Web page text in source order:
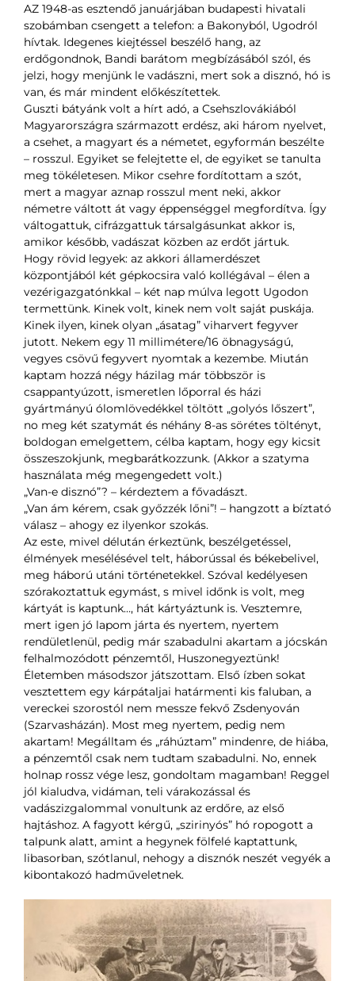
AZ 1948-as esztendő januárjában budapesti hivatali
szobámban csengett a telefon: a Bakonyból, Ugodról
hívtak. Idegenes kiejtéssel beszélő hang, az
erdőgondnok, Bandi barátom megbízásából szól, és
jelzi, hogy menjünk le vadászni, mert sok a disznó, hó is
van, és már mindent előkészítettek.
Guszti bátyánk volt a hírt adó, a Csehszlovákiából
Magyarországra származott erdész, aki három nyelvet,
a csehet, a magyart és a németet, egyformán beszélte
– rosszul. Egyiket se felejtette el, de egyiket se tanulta
meg tökéletesen. Mikor csehre fordítottam a szót,
mert a magyar aznap rosszul ment neki, akkor
németre váltott át vagy éppenséggel megfordítva. Így
váltogattuk, cifrázgattuk társalgásunkat akkor is,
amikor később, vadászat közben az erdőt jártuk.
Hogy rövid legyek: az akkori államerdészet
központjából két gépkocsira való kollégával – élen a
vezérigazgatónkkal – két nap múlva legott Ugodon
termettünk. Kinek volt, kinek nem volt saját puskája.
Kinek ilyen, kinek olyan „ásatag” viharvert fegyver
jutott. Nekem egy 11 millimétere/16 öbnagyságú,
vegyes csövű fegyvert nyomtak a kezembe. Miután
kaptam hozzá négy házilag már többször is
csappantyúzott, ismeretlen lőporral és házi
gyártmányú ólomlövedékkel töltött „golyós lőszert”,
no meg két szatymát és néhány 8-as sörétes töltényt,
boldogan emelgettem, célba kaptam, hogy egy kicsit
összeszokjunk, megbarátkozzunk. (Akkor a szatyma
használata még megengedett volt.)
„Van-e disznó”? – kérdeztem a fővadászt.
„Van ám kérem, csak győzzék lőni”! – hangzott a bíztató
válasz – ahogy ez ilyenkor szokás.
Az este, mivel délután érkeztünk, beszélgetéssel,
élmények mesélésével telt, háborússal és békebelivel,
meg háború utáni történetekkel. Szóval kedélyesen
szórakoztattuk egymást, s mivel időnk is volt, meg
kártyát is kaptunk…, hát kártyáztunk is. Vesztemre,
mert igen jó lapom járta és nyertem, nyertem
rendületlenül, pedig már szabadulni akartam a jócskán
felhalmozódott pénzemtől, Huszonegyeztünk!
Életemben másodszor játszottam. Első ízben sokat
vesztettem egy kárpátaljai határmenti kis faluban, a
vereckei szorostól nem messze fekvő Zsdenyován
(Szarvasházán). Most meg nyertem, pedig nem
akartam! Megálltam és „ráhúztam” mindenre, de hiába,
a pénzemtől csak nem tudtam szabadulni. No, ennek
holnap rossz vége lesz, gondoltam magamban! Reggel
jól kialudva, vidáman, teli várakozással és
vadászizgalommal vonultunk az erdőre, az első
hajtáshoz. A fagyott kérgű, „szirinyós” hó ropogott a
talpunk alatt, amint a hegynek fölfelé kaptattunk,
libasorban, szótlanul, nehogy a disznók neszét vegyék a
kibontakozó hadműveletnek.